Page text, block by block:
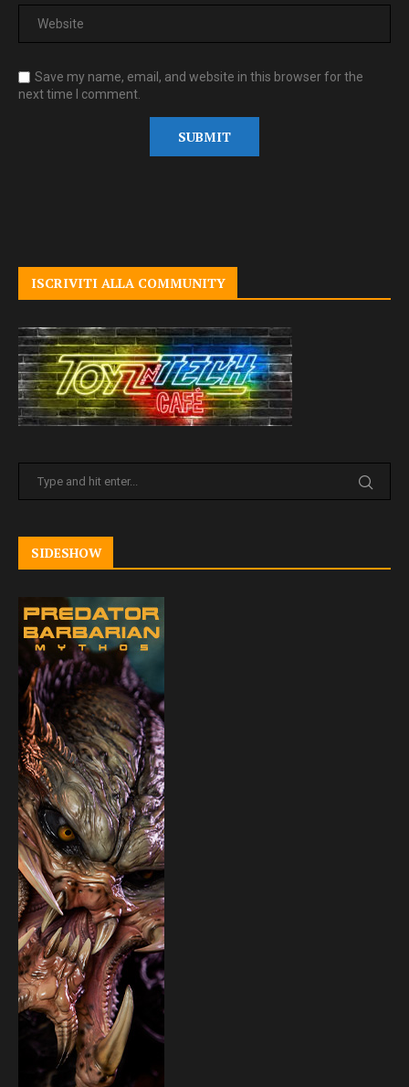
Save my name, email, and website in this browser for the
next time I comment.
ISCRIVITI ALLA COMMUNITY
SIDESHOW